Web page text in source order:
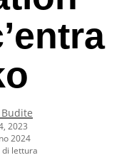
2023
2024
di lettura